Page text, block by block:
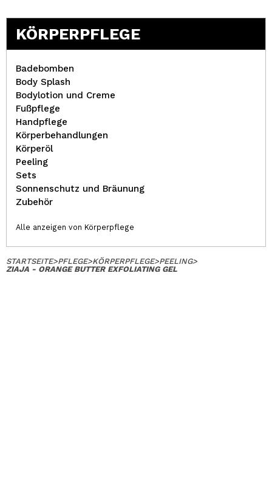
KÖRPERPFLEGE
Badebomben
Body Splash
Bodylotion und Creme
Fußpflege
Handpflege
Körperbehandlungen
Körperöl
Peeling
Sets
Sonnenschutz und Bräunung
Zubehör
Alle anzeigen von Körperpflege
STARTSEITE>PFLEGE>KÖRPERPFLEGE>PEELING>
ZIAJA - ORANGE BUTTER EXFOLIATING GEL